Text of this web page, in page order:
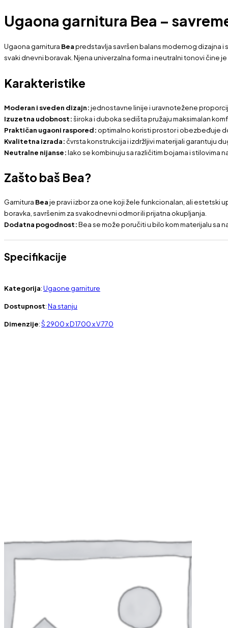
Ugaona garnitura Bea –
Ugaona garnituraBeapredstavlja savršen balans modernog dizajna
svaki dnevni boravak. Njena univerzalna forma i neutralni tonovi čine
Karakteristike
Moderan i sveden dizajn:jednostavne linije i uravnotežene
Izuzetna udobnost:široka i duboka sedišta pružaju maksimalan
Praktičan ugaoni raspored:optimalno koristi prostor i obezbeđuje
Kvalitetna izrada:čvrsta konstrukcija i izdržljivi materijali garantuju
Neutralne nijanse:lako se kombinuju sa različitim bojama i stilovima
Zašto baš Bea?
GarnituraBeaje pravi izbor za one koji žele funkcionalan, ali
boravka, savršenim za svakodnevni odmor ili prijatna okupljanja.
Dodatna pogodnost:Bea se može poručiti u bilo kom materijalu sa
Specifikacije
Kategorija:Ugaone garniture
Dostupnost:Na stanju
Dimenzije:Š 2900 x D 1700 x V 770